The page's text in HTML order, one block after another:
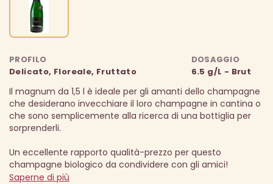
PROFILO
Delicato, Floreale, Fruttato
DOSAGGIO
6.5 g/L - Brut
Il magnum da 1,5 l è ideale per gli amanti dello champagne
che desiderano invecchiare il loro champagne in cantina o
che sono semplicemente alla ricerca di una bottiglia per
sorprenderli.
Un eccellente rapporto qualità-prezzo per questo
champagne biologico da condividere con gli amici!
Saperne di più